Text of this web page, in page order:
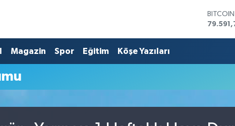
BITCOIN
Magazin Spor Eğitim Köşe Yazıları